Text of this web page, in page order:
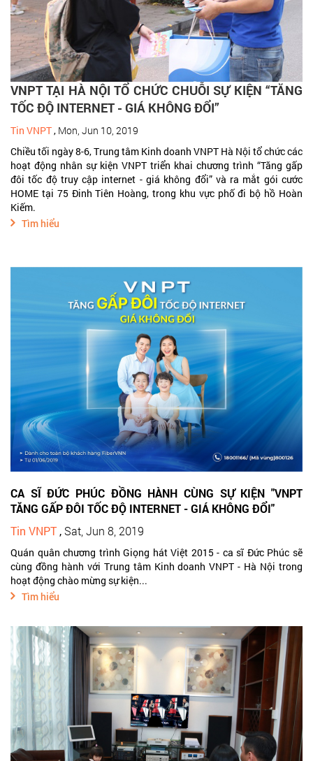
VNPT TẠI HÀ NỘI TỔ CHỨC CHUỖI SỰ KIỆN “TĂNG
TỐC ĐỘ INTERNET - GIÁ KHÔNG ĐỔI”
Tin VNPT, Mon, Jun 10, 2019
Chiều tối ngày 8-6, Trung tâm Kinh doanh VNPT Hà Nội tổ chức các
hoạt động nhân sự kiện VNPT triển khai chương trình “Tăng gấp
đôi tốc độ truy cập internet - giá không đổi” và ra mắt gói cước
HOME tại 75 Đinh Tiên Hoàng, trong khu vực phố đi bộ hồ Hoàn
Kiếm.
Tìm hiểu
CA SĨ ĐỨC PHÚC ĐỒNG HÀNH CÙNG SỰ KIỆN "VNPT
TĂNG GẤP ĐÔI TỐC ĐỘ INTERNET - GIÁ KHÔNG ĐỔI"
Tin VNPT ,Sat, Jun 8, 2019
Quán quân chương trình Giọng hát Việt 2015 - ca sĩ Đức Phúc sẽ
cùng đồng hành với Trung tâm Kinh doanh VNPT - Hà Nội trong
hoạt động chào mừng sự kiện...
Tìm hiểu